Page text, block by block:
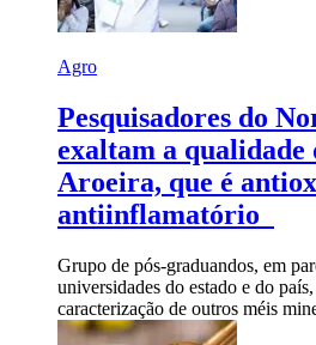
Agro
Pesquisadores do
exaltam a qualidade
Aroeira, que é
antiinflamatório
Grupo de pós-graduandos, em
universidades do estado e do
caracterização de outros méis